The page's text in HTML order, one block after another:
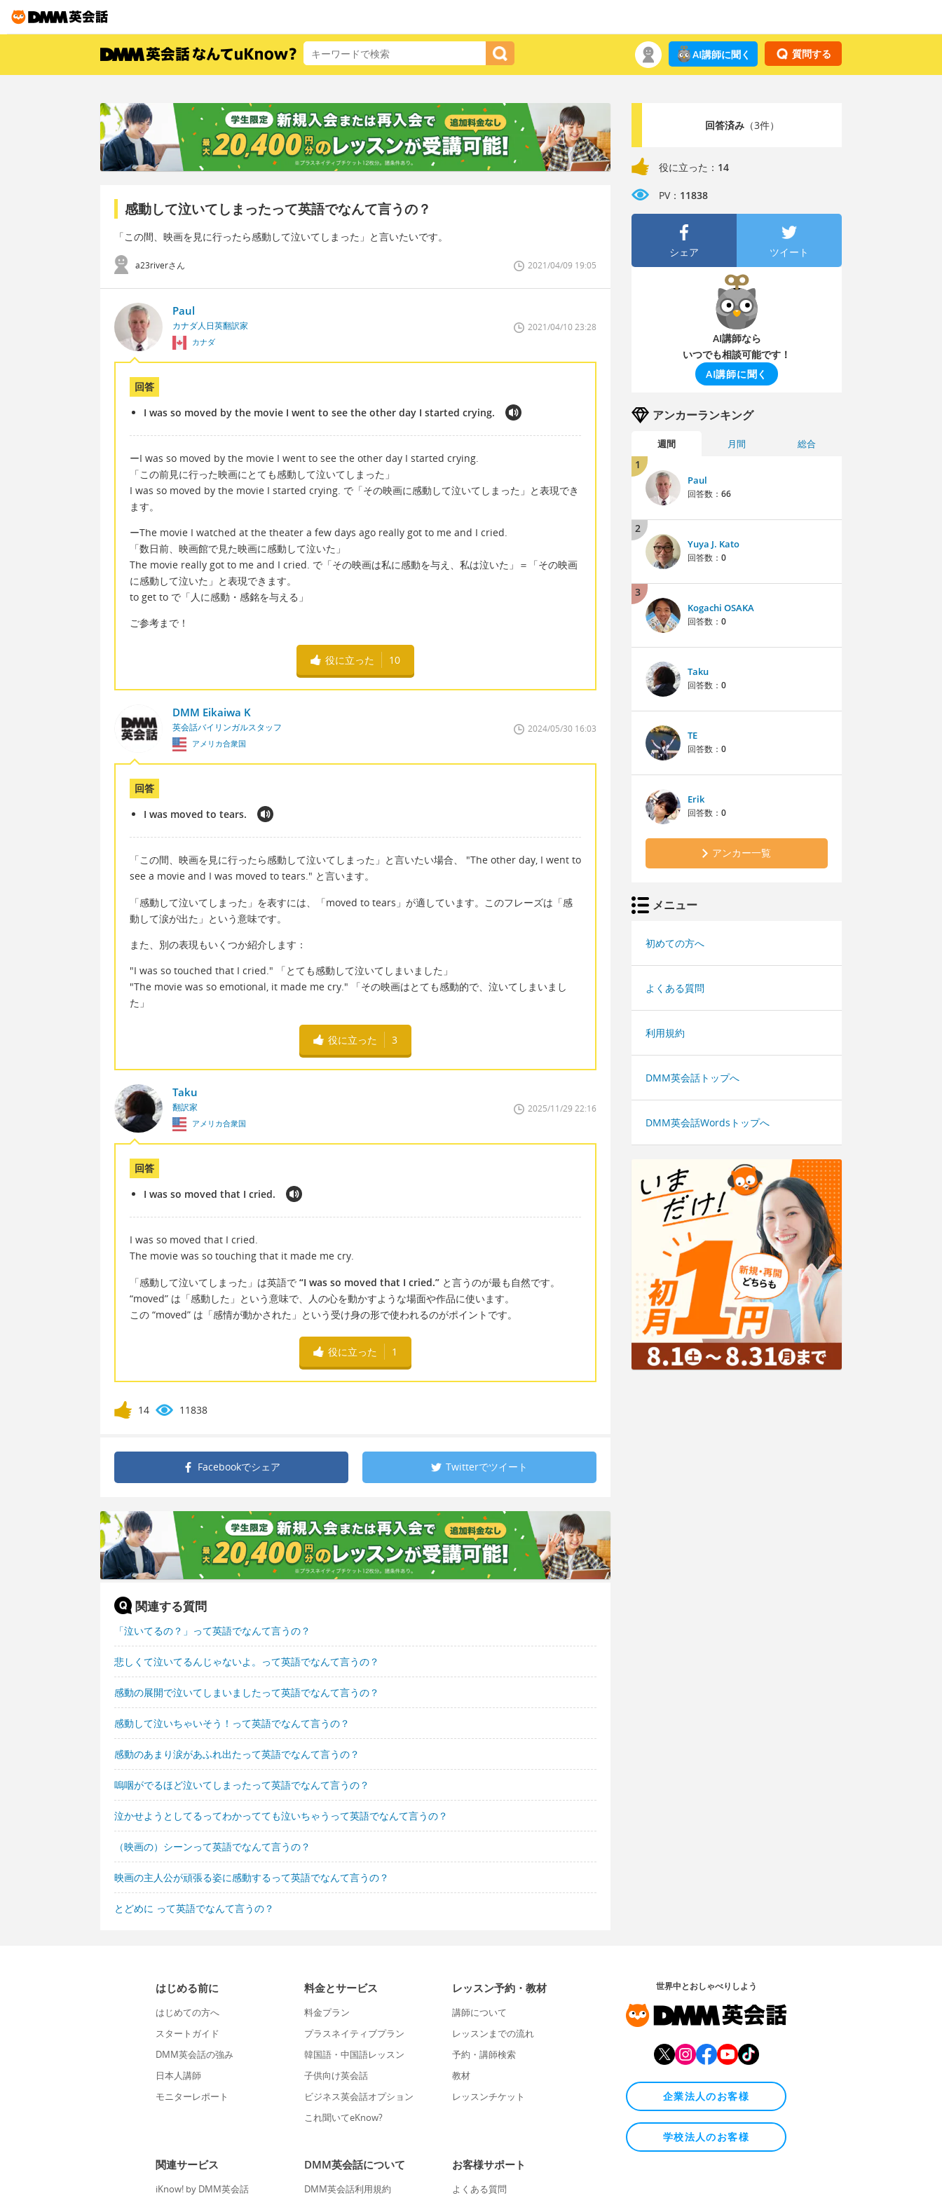
質問する
AI講師に聞く
感動して泣いてしまったって英語でなんて言うの？
「この間、映画を見に行ったら感動して泣いてしまった」と言いたいです。
a23riverさん 2021/04/09 19:05
Paul
カナダ人日英翻訳家
カナダ
2021/04/10 23:28
回答
I was so moved by the movie I went to see the other day I started crying.
ーI was so moved by the movie I went to see the other day I started crying.
「この前見に行った映画にとても感動して泣いてしまった」
I was so moved by the movie I started crying. で「その映画に感動して泣いてしまった」と表現でき
ます。
ーThe movie I watched at the theater a few days ago really got to me and I cried.
「数日前、映画館で見た映画に感動して泣いた」
The movie really got to me and I cried. で「その映画は私に感動を与え、私は泣いた」＝「その映画
に感動して泣いた」と表現できます。
to get to で「人に感動・感銘を与える」
ご参考まで！
役に立った 10
DMM Eikaiwa K
英会話バイリンガルスタッフ
アメリカ合衆国
2024/05/30 16:03
回答
I was moved to tears.
「この間、映画を見に行ったら感動して泣いてしまった」と言いたい場合、 "The other day, I went to
see a movie and I was moved to tears." と言います。
「感動して泣いてしまった」を表すには、「moved to tears」が適しています。このフレーズは「感
動して涙が出た」という意味です。
また、別の表現もいくつか紹介します：
"I was so touched that I cried." 「とても感動して泣いてしまいました」
"The movie was so emotional, it made me cry." 「その映画はとても感動的で、泣いてしまいまし
た」
役に立った 3
Taku
翻訳家
アメリカ合衆国
2025/11/29 22:16
回答
I was so moved that I cried.
I was so moved that I cried.
The movie was so touching that it made me cry.
「感動して泣いてしまった」は英語で “I was so moved that I cried.” と言うのが最も自然です。
“moved” は「感動した」という意味で、人の心を動かすような場面や作品に使います。
この “moved” は「感情が動かされた」という受け身の形で使われるのがポイントです。
役に立った 1
14 11838
Facebookでシェア Twitterでツイート
関連する質問
「泣いてるの？」って英語でなんて言うの？
悲しくて泣いてるんじゃないよ。って英語でなんて言うの？
感動の展開で泣いてしまいましたって英語でなんて言うの？
感動して泣いちゃいそう！って英語でなんて言うの？
感動のあまり涙があふれ出たって英語でなんて言うの？
嗚咽がでるほど泣いてしまったって英語でなんて言うの？
泣かせようとしてるってわかってても泣いちゃうって英語でなんて言うの？
（映画の）シーンって英語でなんて言うの？
映画の主人公が頑張る姿に感動するって英語でなんて言うの？
とどめに って英語でなんて言うの？
回答済み（3件）
役に立った： 14
PV： 11838
シェア ツイート
AI講師なら
いつでも相談可能です！
AI講師に聞く
アンカーランキング
週間 月間 総合
1
Paul
回答数： 66
2
Yuya J. Kato
回答数： 0
3
Kogachi OSAKA
回答数： 0
Taku
回答数： 0
TE
回答数： 0
Erik
回答数： 0
アンカー一覧
メニュー
初めての方へ
よくある質問
利用規約
DMM英会話トップへ
DMM英会話Wordsトップへ
はじめる前に
はじめての方へ
スタートガイド
DMM英会話の強み
日本人講師
モニターレポート
料金とサービス
料金プラン
プラスネイティブプラン
韓国語・中国語レッスン
子供向け英会話
ビジネス英会話オプション
これ聞いてeKnow?
レッスン予約・教材
講師について
レッスンまでの流れ
予約・講師検索
教材
レッスンチケット
関連サービス
iKnow! by DMM英会話
DMM英会話について
DMM英会話利用規約
お客様サポート
よくある質問
世界中とおしゃべりしよう
企業法人のお客様
学校法人のお客様